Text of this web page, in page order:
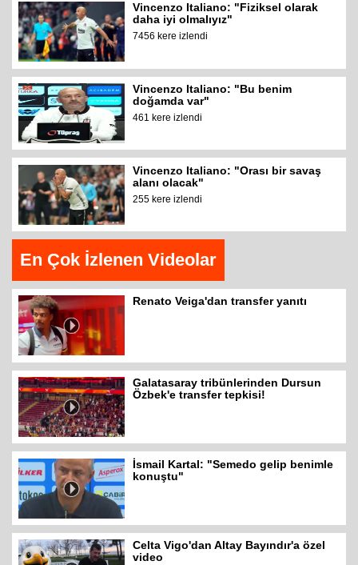
Vincenzo Italiano: "Fiziksel olarak
daha iyi olmalıyız"
7456 kere izlendi
Vincenzo Italiano: "Bu benim
doğamda var"
461 kere izlendi
Vincenzo Italiano: "Orası bir savaş
alanı olacak"
255 kere izlendi
En Çok İzlenen Videolar
Renato Veiga'dan transfer yanıtı
Galatasaray tribünlerinden Dursun
Özbek'e transfer tepkisi!
İsmail Kartal: "Semedo gelip benimle
konuştu"
Celta Vigo'dan Altay Bayındır'a özel
video